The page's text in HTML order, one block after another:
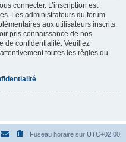
connecter. L’inscription est
Les administrateurs du forum
aux utilisateurs inscrits.
pris connaissance de nos
de confidentialité. Veuillez
toutes les règles du
Fuseau horaire sur UTC+02:00